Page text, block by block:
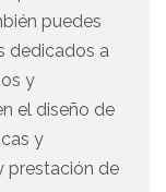
puedes
dedicados a
y
el diseño de
y
prestación de